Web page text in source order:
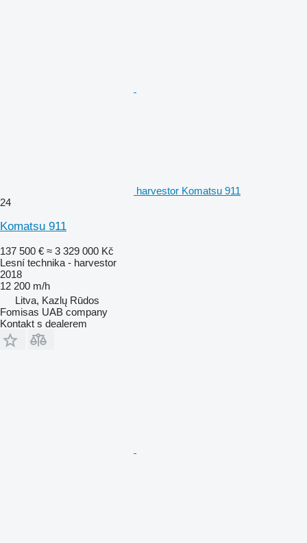
harvestor Komatsu 911
24
Komatsu 911
137 500 € ≈ 3 329 000 Kč
Lesní technika - harvestor
2018
12 200 m/h
Litva, Kazlų Rūdos
Fomisas UAB company
Kontakt s dealerem